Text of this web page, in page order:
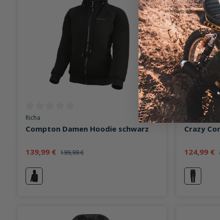
Durchschnittliche Bewertung von 0 von 5 Sternen
Richa
Compton Damen Hoodie schwarz
139,99 € 199,99 €
schwarz
Spirit Motors
Crazy
124,99 €
schwarz